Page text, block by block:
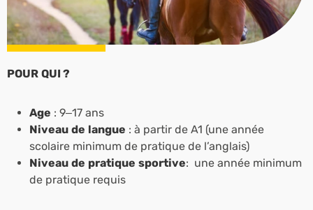
POUR QUI ?
Age : 9–17 ans
Niveau de langue : à partir de A1 (une année
scolaire minimum de pratique de l’anglais)
Niveau de pratique sportive: une année minimum
de pratique requis